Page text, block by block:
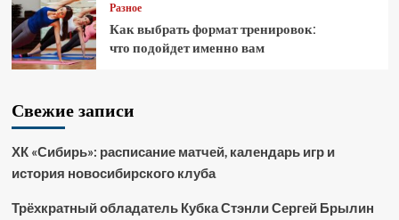
Разное
Как выбрать формат тренировок:
что подойдет именно вам
Свежие записи
ХК «Сибирь»: расписание матчей, календарь игр и
история новосибирского клуба
Трёхкратный обладатель Кубка Стэнли Сергей Брылин